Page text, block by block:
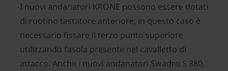
I nuovi andanatori KRONE possono essere dotati
di ruotino tastatore anteriore; in questo caso è
necessario fissare il terzo punto superiore
utilizzando l’asola presente nel cavalletto di
attacco. Anche i nuovi andanatori Swadro S 380,